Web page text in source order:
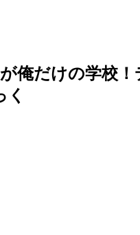
俺だけの学校